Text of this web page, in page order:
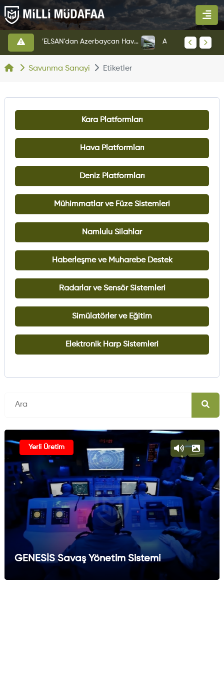
HAVELSAN’dan Azerbaycan Hava Kuvvetlerine Kritik Komuta Kontrol Sistemi İhracatı
Savunma Sanayi Etiketler
Yerli Üretim
GENESİS Savaş Yönetim Sistemi
Kara Platformları
Hava Platformları
Deniz Platformları
Mühimmatlar ve Füze Sistemleri
Namlulu Silahlar
Haberleşme ve Muharebe Destek
Radarlar ve Sensör Sistemleri
Simülatörler ve Eğitim
Elektronik Harp Sistemleri